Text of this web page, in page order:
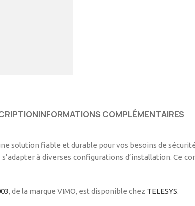
INFORMATIONS COMPLÉMENTAIRES
solution fiable et durable pour vos besoins de
à diverses configurations d’installation. Ce
, de la marque VIMO, est disponible chez TELESYS.